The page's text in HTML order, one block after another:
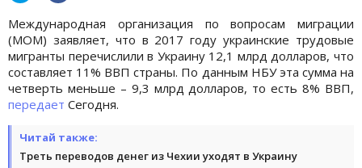
Международная организация по вопросам миграции
(МОМ) заявляет, что в 2017 году украинские трудовые
мигранты перечислили в Украину 12,1 млрд долларов, что
составляет 11% ВВП страны. По данным НБУ эта сумма на
четверть меньше – 9,3 млрд долларов, то есть 8% ВВП,
передает Сегодня.
Читай также:
Треть переводов денег из Чехии уходят в Украину